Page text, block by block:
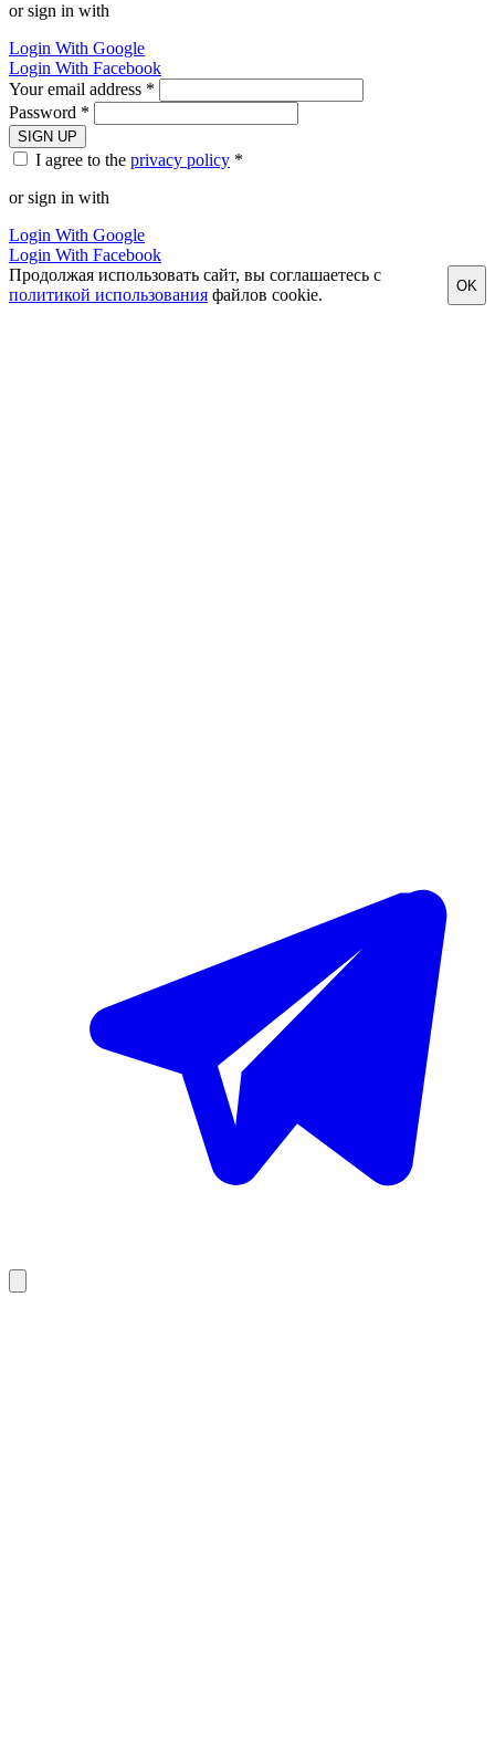
or sign in with
Login With Google
Login With Facebook
Your email address *
Password *
SIGN UP
I agree to the privacy policy *
or sign in with
Login With Google
Login With Facebook
Продолжая использовать сайт, вы соглашаетесь с
политикой использования файлов cookie. OK